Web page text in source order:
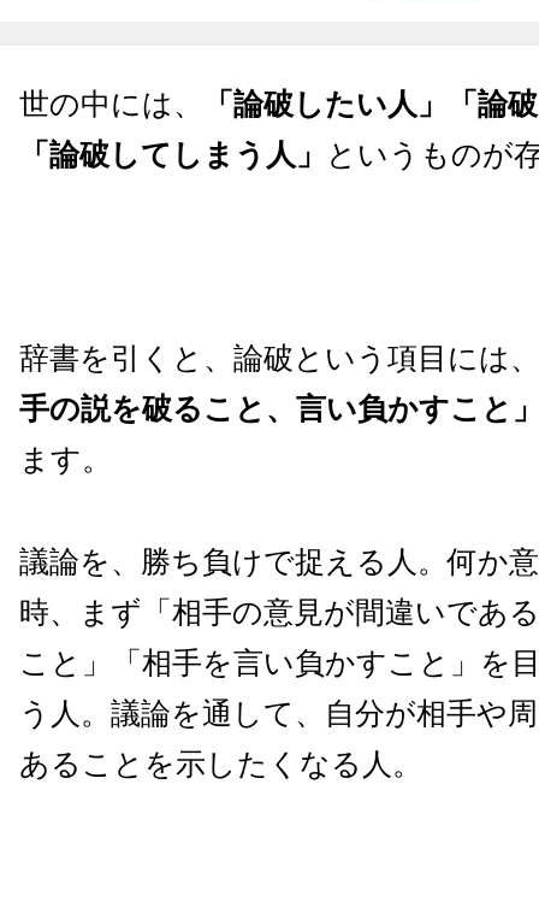
世の中には、
「論破したい人」「論
「論破してしまう人」 というものが
辞書を引くと、論破という項目には、
手の説を破ること、言い負かすこと
ます。
議論を、勝ち負けで捉える人。何か
時、まず「相手の意見が間違いであ
こと」「相手を言い負かすこと」を
う人。議論を通して、自分が相手や
あることを示したくなる人。